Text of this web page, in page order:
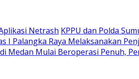
Netrash KPPU dan Polda
I Palangka Raya Melaksanakan
Medan Mulai Beroperasi Penuh,